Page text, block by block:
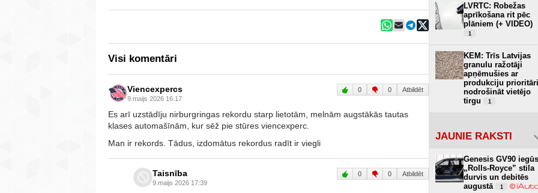
Visi komentāri
Viencexpercs
9.maijs 2026 16:17
0 0 Atbildēt
Es arī uzstādīju nirburgringas rekordu starp lietotām, melnām augstākās tautas
klases automašīnām, kur sēž pie stūres viencexperc.
Man ir rekords. Tādus, izdomātus rekordus radīt ir viegli
Taisnība
9.maijs 2026 17:39
0 0 Atbildēt
LVRTC: Robežas
aprīkošana rit pēc
plāniem (+ VIDEO)
1
KEM: Trīs Latvijas
granulu ražotāji
apņēmušies ar
produkciju prioritāri
nodrošināt vietējo
tirgu
1
JAUNIE RAKSTI
Genesis GV90 iegūs
„Rolls-Royce” stila
durvis un debitēs
augustā
1